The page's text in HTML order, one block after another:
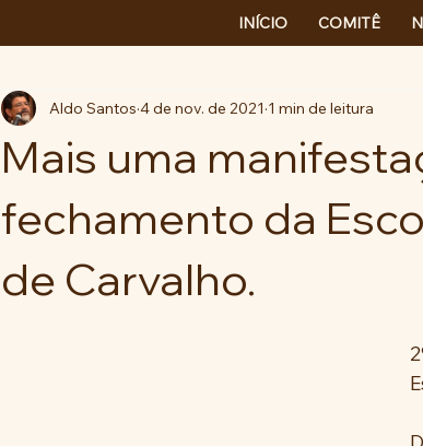
INÍCIO COMITÊ
Mais uma
fechamento da
de Carvalho.
Aldo Santos 4 de nov. de 2021 1 min de leitura